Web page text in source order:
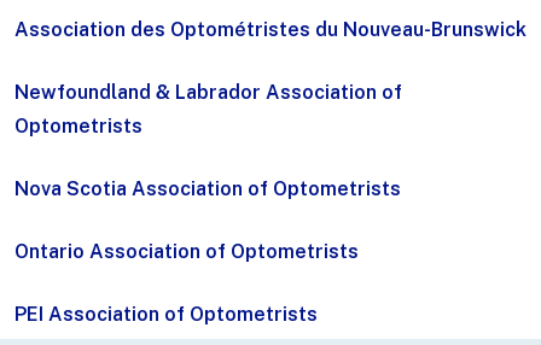
Association des Optométristes du Nouveau-Brunswick
Newfoundland & Labrador Association of
Optometrists
Nova Scotia Association of Optometrists
Ontario Association of Optometrists
PEI Association of Optometrists